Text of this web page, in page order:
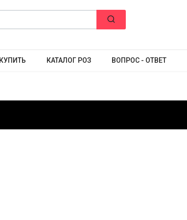
КАТАЛОГ РОЗ ВОПРОС - ОТВЕТ